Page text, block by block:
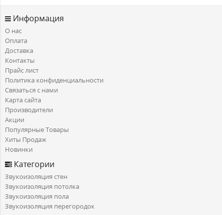
Информация
О нас
Оплата
Доставка
Контакты
Прайс лист
Политика конфиденциальности
Связаться с нами
Карта сайта
Производители
Акции
Популярные Товары
Хиты Продаж
Новинки
Категории
Звукоизоляция стен
Звукоизоляция потолка
Звукоизоляция пола
Звукоизоляция перегородок